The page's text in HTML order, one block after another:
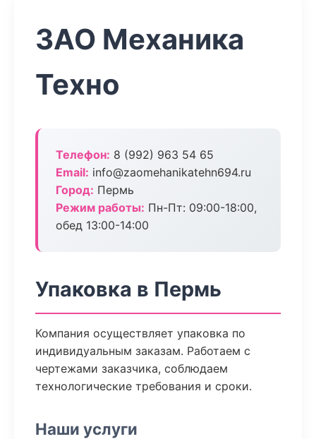
ЗАО Механика
Техно
Телефон: 8 (992) 963 54 65
Email: info@zaomehanikatehn694.ru
Город: Пермь
Режим работы: Пн-Пт: 09:00-18:00,
обед 13:00-14:00
Упаковка в Пермь
Компания осуществляет упаковка по
индивидуальным заказам. Работаем с
чертежами заказчика, соблюдаем
технологические требования и сроки.
Наши услуги